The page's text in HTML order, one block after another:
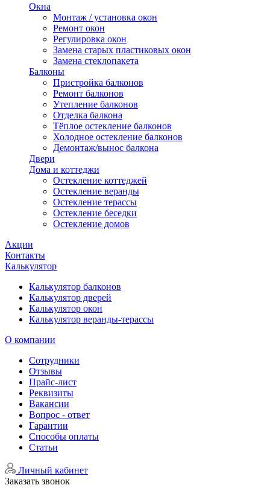
Окна
Монтаж / установка окон
Ремонт окон
Регулировка окон
Замена старых пластиковых окон
Замена стеклопакета
Балконы
Пристройка балконов
Ремонт балконов
Утепление балконов
Отделка балкона
Тёплое остекление балконов
Холодное остекление балконов
Демонтаж/вынос балкона
Двери
Дома и коттеджи
Остекление коттеджей
Остекление веранды
Остекление терассы
Остекление беседки
Остекление домов
Акции
Контакты
Калькулятор
Калькулятор балконов
Калькулятор дверей
Калькулятор окон
Калькулятор веранды-терассы
О компании
Сотрудники
Отзывы
Прайс-лист
Реквизиты
Вакансии
Вопрос - ответ
Гарантии
Способы оплаты
Статьи
Личный кабинет
Заказать звонок